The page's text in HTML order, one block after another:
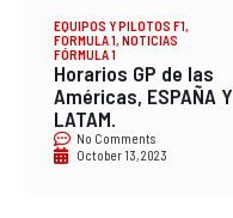
EQUIPOS Y PILOTOS F1,
FORMULA 1, NOTICIAS
FÓRMULA 1
Horarios GP de las
Américas, ESPAÑA Y
LATAM.
No Comments
October 13, 2023